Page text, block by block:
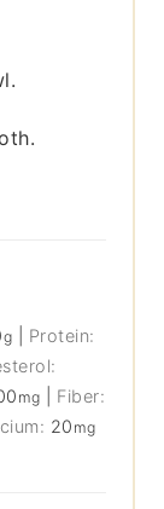
g
Protein:
mg
Fiber:
20 mg